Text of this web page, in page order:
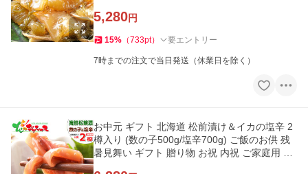
5,280円
15% （733pt） 要エントリー
7時までの注文で当日発送（休業日を除く）
お中元 ギフト 北海道 松前漬け＆イカの塩辛 2
樽入り (数の子500g/塩辛700g) ご飯のお供 残
暑見舞い ギフト 贈り物 お祝 内祝 ご家庭用 グ